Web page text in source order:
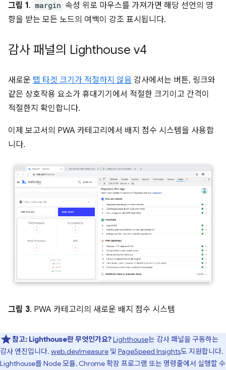
그림 1. margin 속성 위로 마우스를 가져가면 해당 선언의 영
향을 받는 모든 노드의 여백이 강조 표시됩니다.
감사 패널의 Lighthouse v4
새로운 탭 타겟 크기가 적절하지 않음 감사에서는 버튼, 링크와
같은 상호작용 요소가 휴대기기에서 적절한 크기이고 간격이
적절한지 확인합니다.
이제 보고서의 PWA 카테고리에서 배지 점수 시스템을 사용합
니다.
그림 3. PWA 카테고리의 새로운 배지 점수 시스템
참고: Lighthouse란 무엇인가요?Lighthouse는 감사 패널을 구동하는
감사 엔진입니다. web.dev/measure 및 PageSpeed Insights도 지원합니다.
Lighthouse를 Node 모듈, Chrome 확장 프로그램 또는 명령줄에서 실행할 수